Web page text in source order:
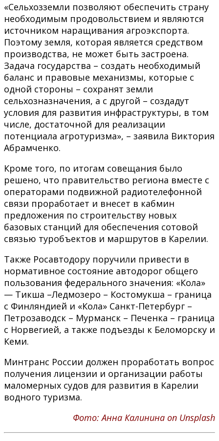
«Сельхозземли позволяют обеспечить страну
необходимым продовольствием и являются
источником наращивания агроэкспорта.
Поэтому земля, которая является средством
производства, не может быть застроена.
Задача государства – создать необходимый
баланс и правовые механизмы, которые с
одной стороны – сохранят земли
сельхозназначения, а с другой – создадут
условия для развития инфраструктуры, в том
числе, достаточной для реализации
потенциала агротуризма», – заявила Виктория
Абрамченко.
Кроме того, по итогам совещания было
решено, что правительство региона вместе с
операторами подвижной радиотелефонной
связи проработает и внесет в кабмин
предложения по строительству новых
базовых станций для обеспечения сотовой
связью туробъектов и маршрутов в Карелии.
Также Росавтодору поручили привести в
нормативное состояние автодорог общего
пользования федерального значения: «Кола»
— Тикша –Ледмозеро – Костомукша – граница
с Финляндией и «Кола» Санкт-Петербург –
Петрозаводск – Мурманск – Печенка – граница
с Норвегией, а также подъезды к Беломорску и
Кеми.
Минтранс России должен проработать вопрос
получения лицензии и организации работы
маломерных судов для развития в Карелии
водного туризма.
Фото: Анна Калинина on Unsplash